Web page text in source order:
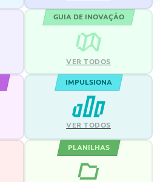
GUIA DE INOVAÇÃO
VER TODOS
IMPULSIONA
VER TODOS
PLANILHAS